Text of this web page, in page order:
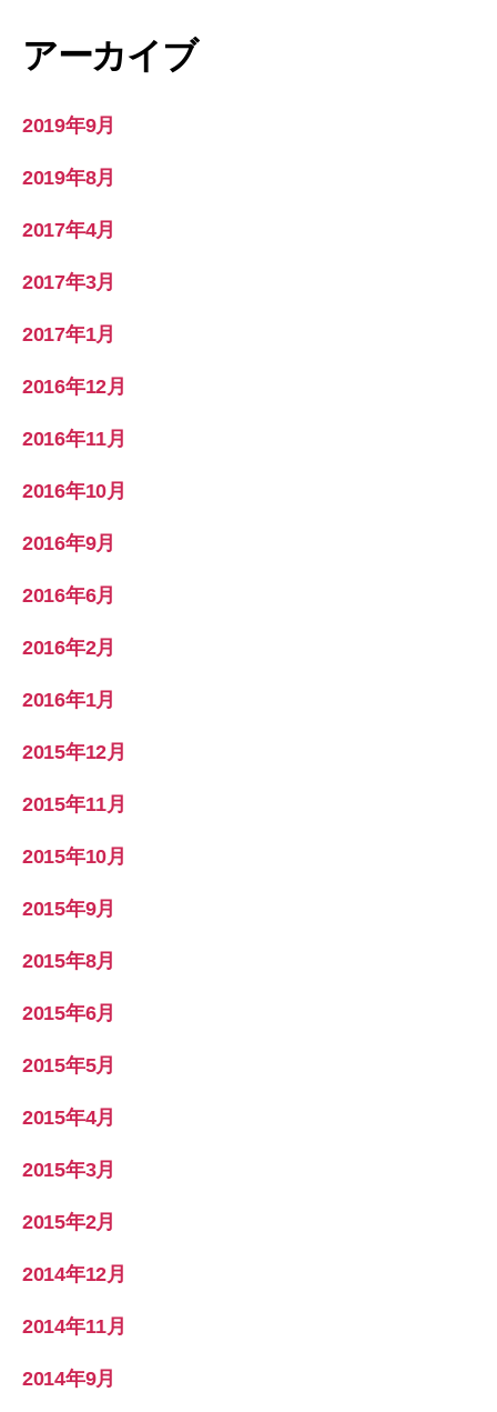
アーカイブ
2019年9月
2019年8月
2017年4月
2017年3月
2017年1月
2016年12月
2016年11月
2016年10月
2016年9月
2016年6月
2016年2月
2016年1月
2015年12月
2015年11月
2015年10月
2015年9月
2015年8月
2015年6月
2015年5月
2015年4月
2015年3月
2015年2月
2014年12月
2014年11月
2014年9月